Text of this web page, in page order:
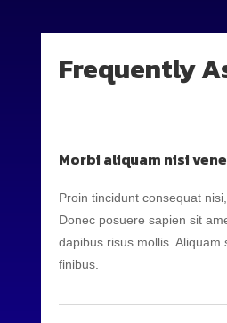
Frequently
Morbi aliquam nisi
Proin tincidunt consequat
Donec posuere sapien sit
dapibus risus mollis. Aliquam
finibus.